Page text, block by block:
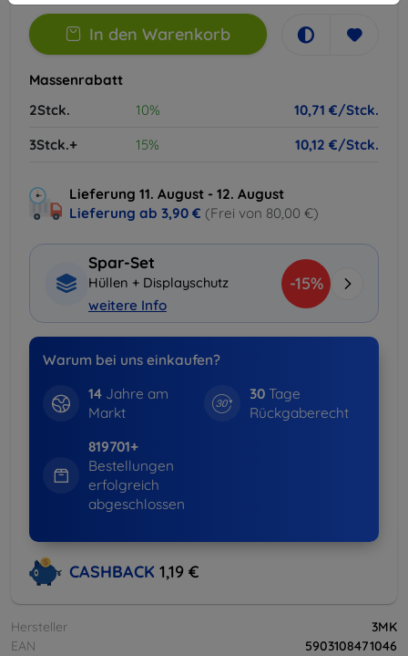
In den Warenkorb
Massenrabatt
2Stck.
10%
10,71 €/Stck.
3Stck.+
15% 10,12 €/Stck.
Lieferung 11. August - 12. August
Lieferung ab 3,90 € (Frei von 80,00 €)
Spar-Set
Hüllen + Displayschutz
weitere Info
-15%
Warum bei uns einkaufen?
14Jahre am
Markt
30 Tage
Rückgaberecht
819701+
Bestellungen
erfolgreich
abgeschlossen
CASHBACK 1,19 €
Hersteller
3MK
EAN
5903108471046